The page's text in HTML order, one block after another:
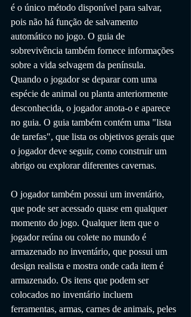
é o único método disponível para salvar,
pois não há função de salvamento
automático no jogo. O guia de
sobrevivência também fornece informações
sobre a vida selvagem da península.
Quando o jogador se deparar com uma
espécie de animal ou planta anteriormente
desconhecida, o jogador anota-o e aparece
no guia. O guia também contém uma "lista
de tarefas", que lista os objetivos gerais que
o jogador deve seguir, como construir um
abrigo ou explorar diferentes cavernas.
O jogador também possui um inventário,
que pode ser acessado quase em qualquer
momento do jogo. Qualquer item que o
jogador reúna ou colete no mundo é
armazenado no inventário, que possui um
design realista e mostra onde cada item é
armazenado. Os itens que podem ser
colocados no inventário incluem
ferramentas, armas, carnes de animais, peles